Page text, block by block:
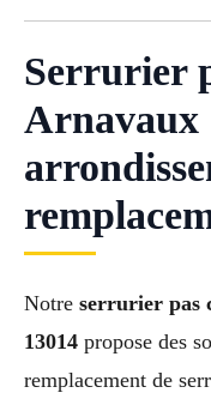
Serrurier
Arnavaux
Notre serrurier pas
13014 propose des
remplacement de